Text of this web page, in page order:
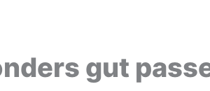
gut